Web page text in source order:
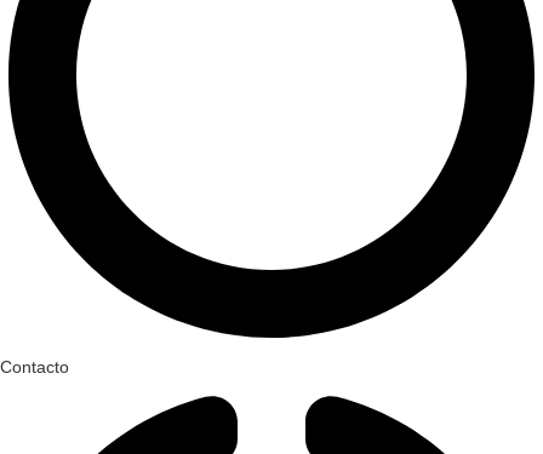
Contacto